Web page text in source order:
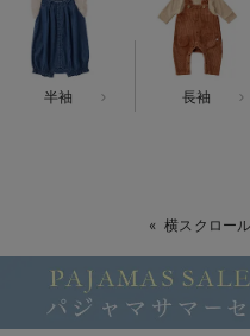
ベビー リュック
ベビー 小物
erbaviva（エルバビーバ）
安心の日本製。先輩ママが買ってよかった！本当に必
ハレの日に着るANGELIEBEのセレ
親子コーデ｜ママとベビーにおす
便利な育児家電
半袖 長袖
横スクロー